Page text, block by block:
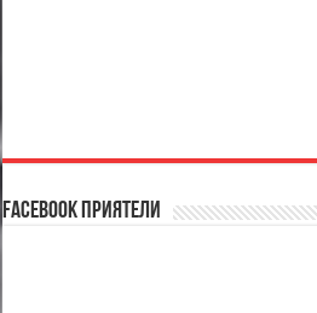
Facebook Приятели